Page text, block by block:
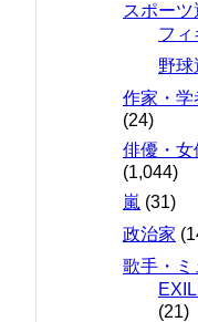
スポーツ
フィ
野球
作家・学
(24)
俳優・女
(1,044)
嵐 (31)
政治家
歌手・ミ
(21)